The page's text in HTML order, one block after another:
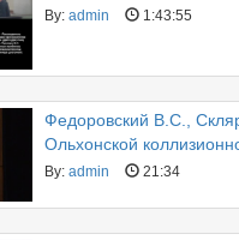
By: admin 1:43:55
Федоровский В.С.,
Ольхонской
By: admin 21:34